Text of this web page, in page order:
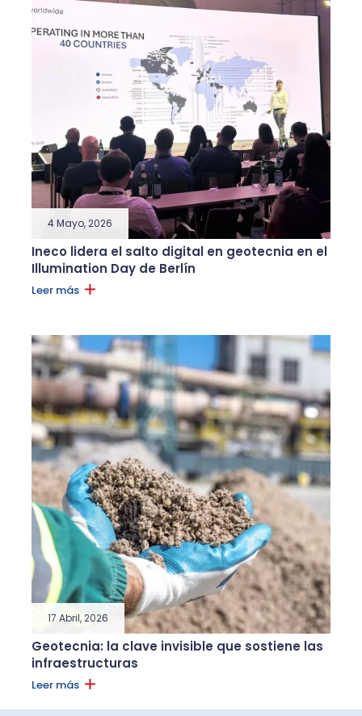
4 Mayo, 2026
Ineco lidera el salto digital en geotecnia en el
Illumination Day de Berlín
Leer más
17 Abril, 2026
Geotecnia: la clave invisible que sostiene las
infraestructuras
Leer más